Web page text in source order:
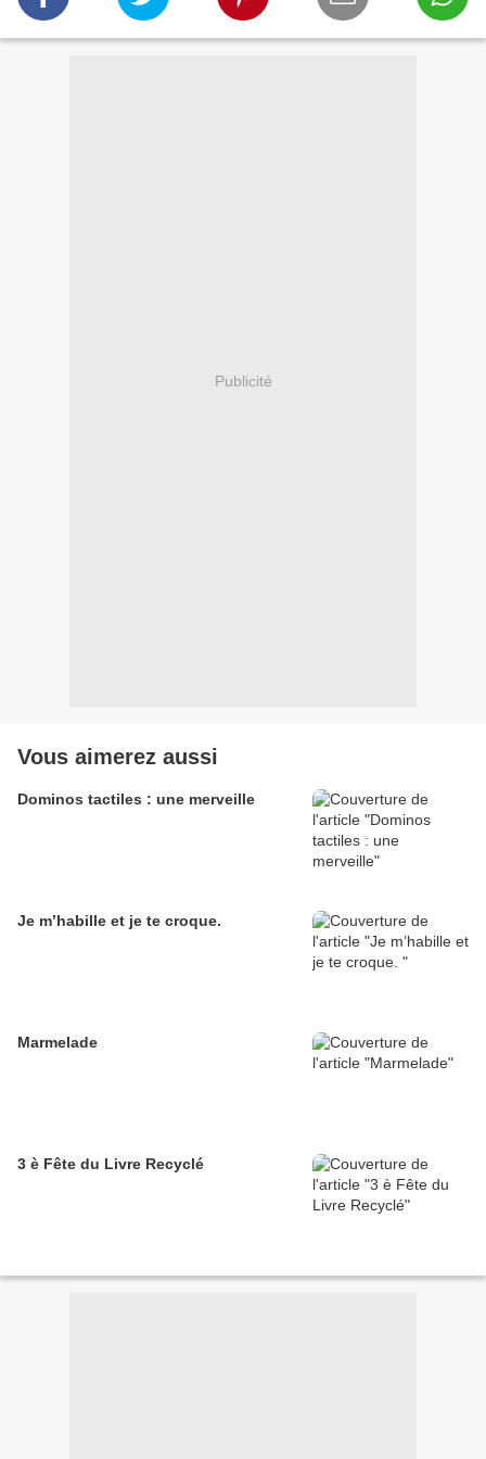
Publicité
Vous aimerez aussi
Dominos tactiles : une merveille
Je m’habille et je te croque.
Marmelade
3 è Fête du Livre Recyclé